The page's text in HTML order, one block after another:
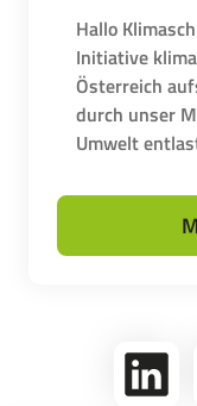
Hallo
Initiative
Österreich
durch unser
Umwelt
linkedin